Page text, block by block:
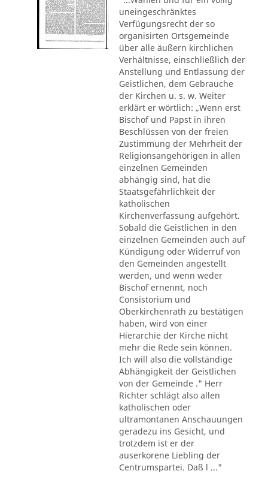
uneingeschränktes
Verfügungsrecht der so
organisirten Ortsgemeinde
über alle äußern kirchlichen
Verhältnisse, einschließlich der
Anstellung und Entlassung der
Geistlichen, dem Gebrauche
der Kirchen u. s. w. Weiter
erklärt er wörtlich: „Wenn erst
Bischof und Papst in ihren
Beschlüssen von der freien
Zustimmung der Mehrheit der
Religionsangehörigen in allen
einzelnen Gemeinden
abhängig sind, hat die
Staatsgefährlichkeit der
katholischen
Kirchenverfassung aufgehört.
Sobald die Geistlichen in den
einzelnen Gemeinden auch auf
Kündigung oder Widerruf von
den Gemeinden angestellt
werden, und wenn weder
Bischof ernennt, noch
Consistorium und
Oberkirchenrath zu bestätigen
haben, wird von einer
Hierarchie der Kirche nicht
mehr die Rede sein können.
Ich will also die vollständige
Abhängigkeit der Geistlichen
von der Gemeinde ." Herr
Richter schlägt also allen
katholischen oder
ultramontanen Anschauungen
geradezu ins Gesicht, und
trotzdem ist er der
auserkorene Liebling der
Centrumspartei. Daß l ..."